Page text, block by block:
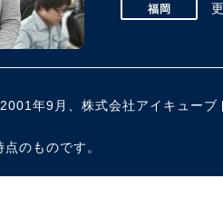
福岡 更
年9月、株式会社アイキューブ
のものです。